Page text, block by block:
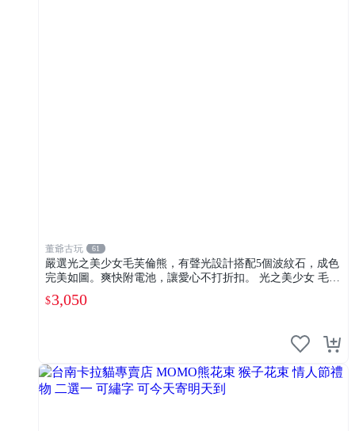
董爺古玩 61
嚴選光之美少女毛芙倫熊，有聲光設計搭配5個波紋石，成色
完美如圖。爽快附電池，讓愛心不打折扣。 光之美少女 毛芙
$3,050